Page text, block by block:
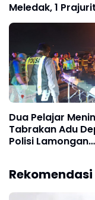
Meledak, 1 Prajurit
Gugur dan 7
Dua Pelajar
Tabrakan Adu
Polisi Lamongan
Rekomendasi